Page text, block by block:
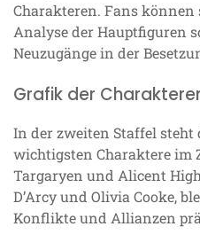
Charakteren. Fans können
Analyse der Hauptfiguren
Neuzugänge in der
Grafik der
In der zweiten Staffel steht
wichtigsten Charaktere im
Targaryen und Alicent
D’Arcy und Olivia Cooke,
Konflikte und Allianzen